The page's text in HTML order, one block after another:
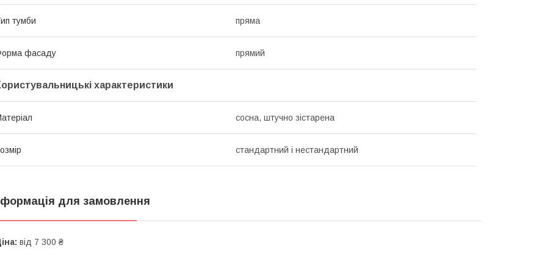
тумби пряма
фасаду прямий
характеристики
сосна, штучно зістарена
стандартний і нестандартний
для замовлення
від 7 300 ₴